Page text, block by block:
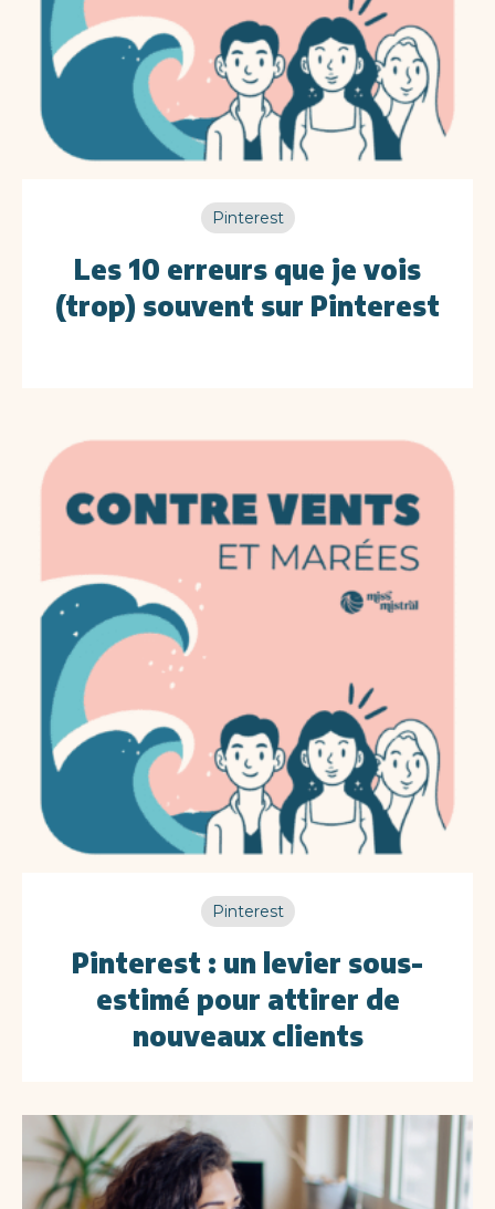
Pinterest
Les 10 erreurs que je vois
(trop) souvent sur Pinterest
Pinterest
Pinterest : un levier sous-
estimé pour attirer de
nouveaux clients